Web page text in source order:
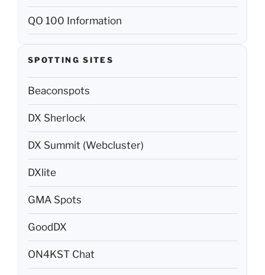
QO 100 Information
SPOTTING SITES
Beaconspots
DX Sherlock
DX Summit (Webcluster)
DXlite
GMA Spots
GoodDX
ON4KST Chat